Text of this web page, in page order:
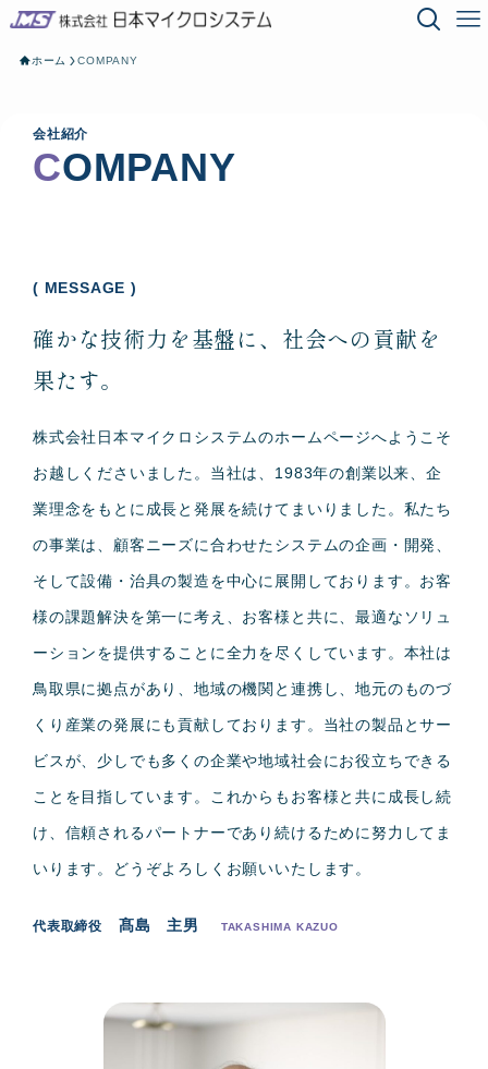
ホーム COMPANY
会社紹介
COMPANY
( MESSAGE )
確かな技術力を基盤に、社会への貢献を
果たす。
株式会社日本マイクロシステムのホームページへようこそ
お越しくださいました。当社は、1983年の創業以来、企
業理念をもとに成長と発展を続けてまいりました。私たち
の事業は、顧客ニーズに合わせたシステムの企画・開発、
そして設備・治具の製造を中心に展開しております。お客
様の課題解決を第一に考え、お客様と共に、最適なソリュ
ーションを提供することに全力を尽くしています。本社は
鳥取県に拠点があり、地域の機関と連携し、地元のものづ
くり産業の発展にも貢献しております。当社の製品とサー
ビスが、少しでも多くの企業や地域社会にお役立ちできる
ことを目指しています。これからもお客様と共に成長し続
け、信頼されるパートナーであり続けるために努力してま
いります。どうぞよろしくお願いいたします。
代表取締役 髙島 主男 TAKASHIMA KAZUO